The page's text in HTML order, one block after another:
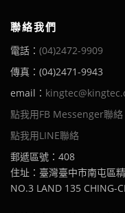
聯絡我們
電話： (04)2472-9909
傳真：(04)2471-9943
email：
點我用FB Messenger聯絡
點我用LINE聯絡
郵遞區號：408
住址：臺灣臺中市南屯區
NO.3 LAND 135 CHING-